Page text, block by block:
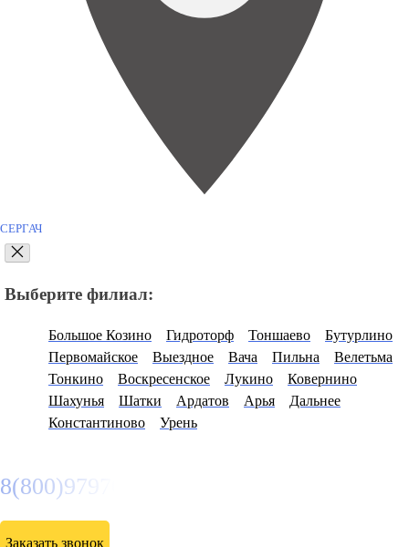
СЕРГАЧ
Выберите филиал:
Большое Козино Гидроторф Тоншаево
Бутурлино
Первомайское
Выездное Вача Пильна
Велетьма
Тонкино
Воскресенское Лукино
Ковернино
Шахунья
Шатки Ардатов Арья
Дальнее
Константиново
Урень
8(800)9797043
Заказать звонок